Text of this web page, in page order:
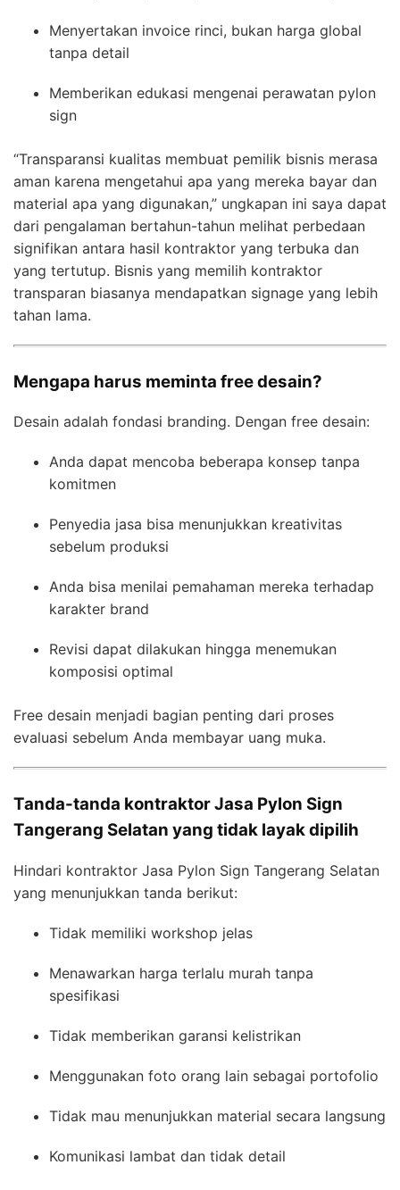
Menyertakan invoice rinci, bukan harga global
tanpa detail
Memberikan edukasi mengenai perawatan pylon
sign
“Transparansi kualitas membuat pemilik bisnis merasa
aman karena mengetahui apa yang mereka bayar dan
material apa yang digunakan,” ungkapan ini saya dapat
dari pengalaman bertahun-tahun melihat perbedaan
signifikan antara hasil kontraktor yang terbuka dan
yang tertutup. Bisnis yang memilih kontraktor
transparan biasanya mendapatkan signage yang lebih
tahan lama.
Mengapa harus meminta free desain?
Desain adalah fondasi branding. Dengan free desain:
Anda dapat mencoba beberapa konsep tanpa
komitmen
Penyedia jasa bisa menunjukkan kreativitas
sebelum produksi
Anda bisa menilai pemahaman mereka terhadap
karakter brand
Revisi dapat dilakukan hingga menemukan
komposisi optimal
Free desain menjadi bagian penting dari proses
evaluasi sebelum Anda membayar uang muka.
Tanda-tanda kontraktor Jasa Pylon Sign
Tangerang Selatan yang tidak layak dipilih
Hindari kontraktor Jasa Pylon Sign Tangerang Selatan
yang menunjukkan tanda berikut:
Tidak memiliki workshop jelas
Menawarkan harga terlalu murah tanpa
spesifikasi
Tidak memberikan garansi kelistrikan
Menggunakan foto orang lain sebagai portofolio
Tidak mau menunjukkan material secara langsung
Komunikasi lambat dan tidak detail